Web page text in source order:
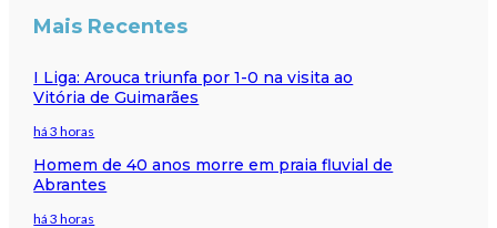
Mais Recentes
I Liga: Arouca triunfa por 1-0 na visita ao
Vitória de Guimarães
há 3 horas
Homem de 40 anos morre em praia fluvial de
Abrantes
há 3 horas